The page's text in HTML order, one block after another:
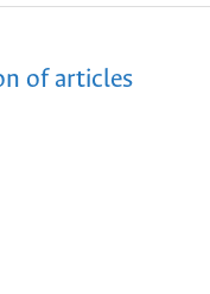
of articles